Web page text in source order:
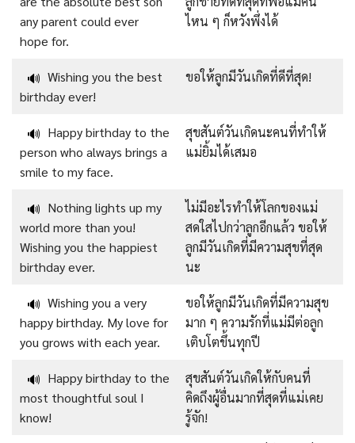
any parent could ever
hope for.
ไหน ๆ ก็หวังพึ่งได้
🔊 Wishing you the best
birthday ever!
ขอให้ลูกมีวันเกิดที่ดีที่สุด!
🔊 Happy birthday to the
person who always brings a
smile to my face.
สุขสันต์วันเกิดนะคนที่ทำให้
แม่ยิ้มได้เสมอ
🔊 Nothing lights up my
world more than you!
Wishing you the happiest
birthday ever.
ไม่มีอะไรทำให้โลกของแม่
สดใสไปกว่าลูกอีกแล้ว ขอให้
ลูกมีวันเกิดที่มีความสุขที่สุด
นะ
🔊 Wishing you a very
happy birthday. My love for
you grows with each year.
ขอให้ลูกมีวันเกิดที่มีความสุข
มาก ๆ ความรักที่แม่มีต่อลูก
เติบโตขึ้นทุกปี
🔊 Happy birthday to the
most thoughtful soul I
know!
สุขสันต์วันเกิดให้กับคนที่
คิดถึงผู้อื่นมากที่สุดที่แม่เคย
รู้จัก!